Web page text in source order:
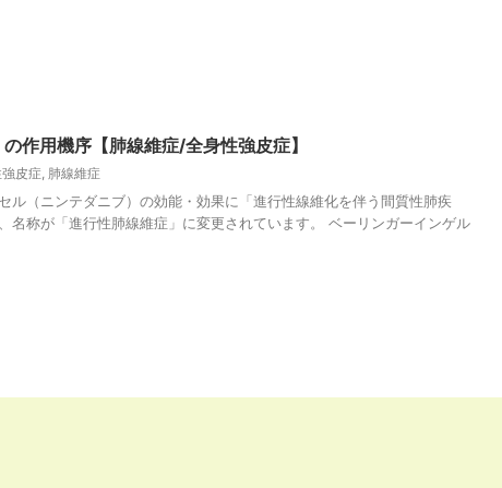
作用機序【肺線維症/全身性強皮症】
皮症 肺線維症
ル（ニンテダニブ）の効能・効果に「進行性線維化を伴う間質性肺疾
名称が「進行性肺線維症」に変更されています。 ベーリンガーインゲル